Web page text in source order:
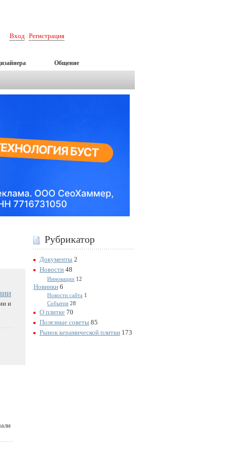
Вход Регистрация
Общение
и
Рубрикатор
Документы 2
Новости 48
Инновации 12
Новинки 6
Новости сайта 1
События 28
О плитке 70
Полезные советы 85
Рынок керамической плитки 173